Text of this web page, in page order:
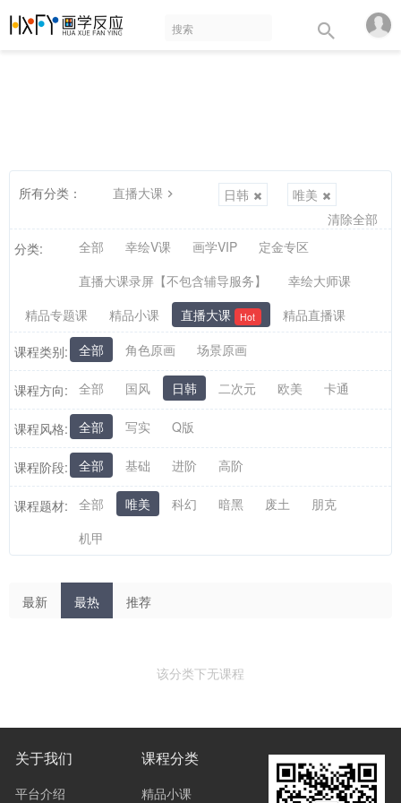
所有分类： 直播大课 日韩
唯美
清除全部
分类:
全部 幸绘V课 画学VIP
定金专区
直播大课录屏【不包含辅导服务】
幸绘大师课
精品专题课
精品小课 直播大课 Hot 精品直播课
课程类别: 全部 角色原画 场景原画
课程方向: 全部 国风 日韩 二次元 欧美 卡通
课程风格: 全部 写实 Q版
课程阶段: 全部 基础 进阶 高阶
课程题材: 全部 唯美 科幻 暗黑 废土
朋克
机甲
最新 最热 推荐
该分类下无课程
关于我们
平台介绍
课程分类
精品小课